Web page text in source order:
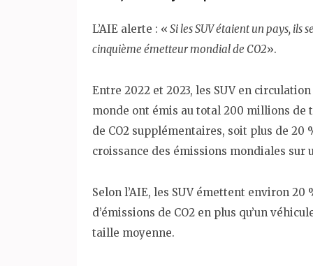
L’AIE alerte : « Si les SUV étaient un pays, ils
cinquième émetteur mondial de CO2».
Entre 2022 et 2023, les SUV en
monde ont émis au total 200 millions de
de CO2 supplémentaires, soit plus de 20
croissance des émissions mondiales sur
Selon l’AIE, les SUV émettent environ 20
d’émissions de CO2 en plus qu’un
taille moyenne.